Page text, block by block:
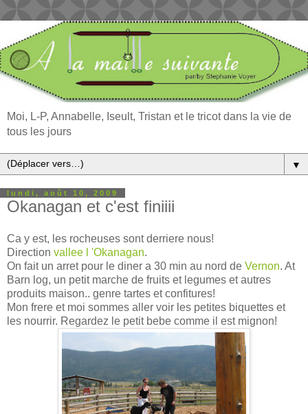
Moi, L-P, Annabelle, Iseult, Tristan et le tricot dans la vie de
tous les jours
▼
lundi, août 10, 2009
Okanagan et c'est finiiii
Ca y est, les rocheuses sont derriere nous!
Direction vallee l 'Okanagan.
On fait un arret pour le diner a 30 min au nord de Vernon. At
Barn log, un petit marche de fruits et legumes et autres
produits maison.. genre tartes et confitures!
Mon frere et moi sommes aller voir les petites biquettes et
les nourrir. Regardez le petit bebe comme il est mignon!